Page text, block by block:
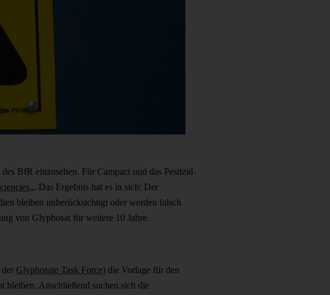
BfR einzusehen. Für Campact und das Pestizid-
„. Das Ergebnis hat es in sich: Der
bleiben unberücksichtigt oder werden falsch
von Glyphosat für weitere 10 Jahre.
Glyphosate Task Force) die Vorlage für den
bleiben. Anschließend suchen sich die